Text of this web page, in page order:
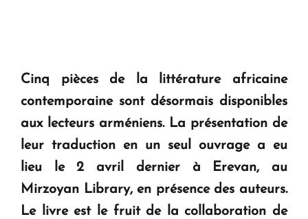
Cinq pièces de la littérature africaine
contemporaine sont désormais disponibles
aux lecteurs arméniens. La présentation de
leur traduction en un seul ouvrage a eu
lieu le 2 avril dernier à Erevan, au
Mirzoyan Library, en présence des auteurs.
Le livre est le fruit de la collaboration de